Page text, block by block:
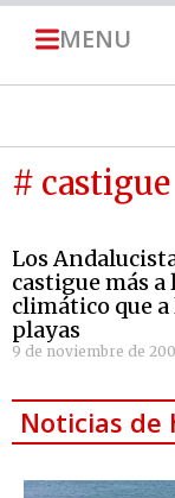
MENU
# castigue
Los
castigue más
climático que
playas
9 de noviembre de
Noticias de